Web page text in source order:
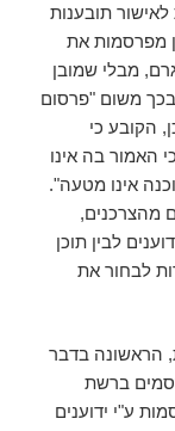
תובענות
שהן מפרסמות את
מבלי שמובן
משום "פרסום
הצרכן, הקובע כי
האמור בה אינו
אינו מטעה".
מהצרכנים,
לבין תוכן
לבחור את
הראשונה בדבר
ברשת
ע"י ידוענים